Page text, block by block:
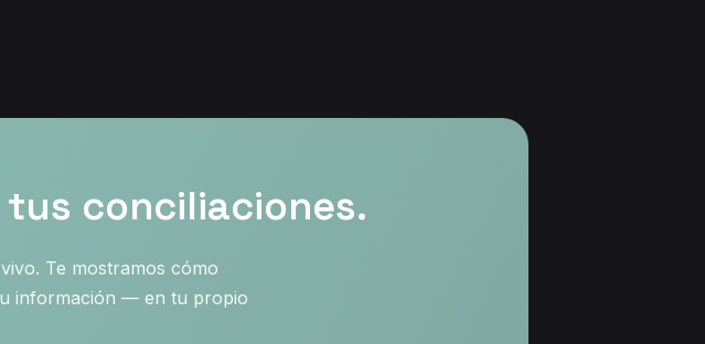
conciliaciones.
Te mostramos cómo
información — en tu propio